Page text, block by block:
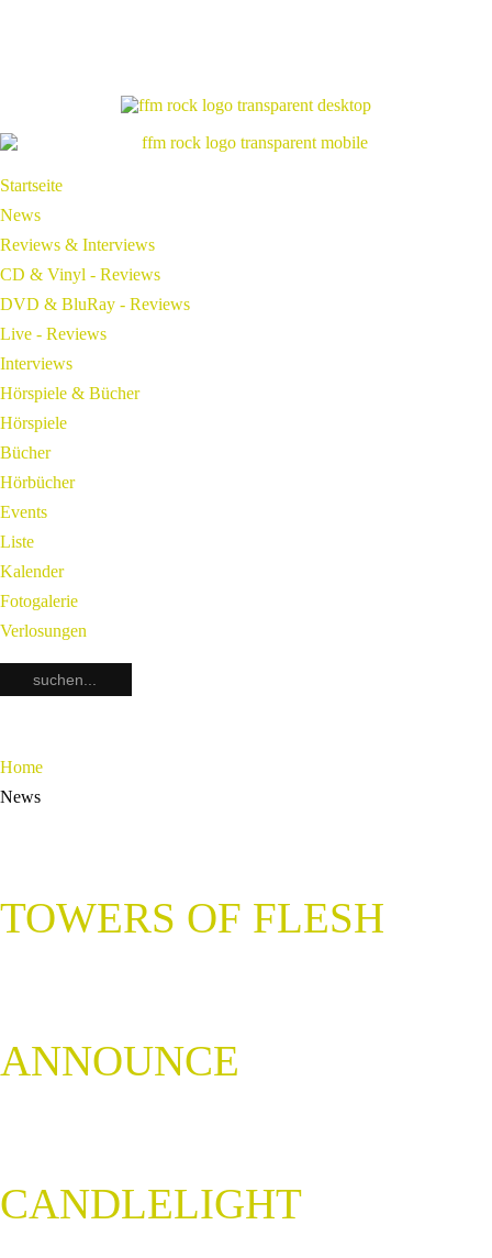
Startseite
News
Reviews & Interviews
CD & Vinyl - Reviews
DVD & BluRay - Reviews
Live - Reviews
Interviews
Hörspiele & Bücher
Hörspiele
Bücher
Hörbücher
Events
Liste
Kalender
Fotogalerie
Verlosungen
Home
News
TOWERS OF FLESH
ANNOUNCE
CANDLELIGHT